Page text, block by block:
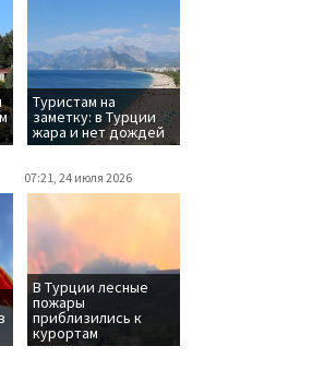
Туристам на
заметку: в Турции
жара и нет дождей
07:21, 24 июля 2026
В Турции лесные
пожары
приблизились к
курортам